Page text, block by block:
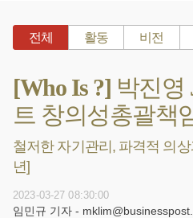
전체 활동 비전
[Who Is ?] 박진
트 창의성총괄책
철저한 자기관리, 파격적 의
년]
2023-03-27 08:30:00
임민규 기자 -